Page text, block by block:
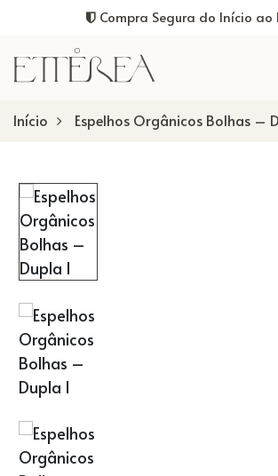
Compra Segura do Início ao
Início Espelhos Orgânicos Bolhas –